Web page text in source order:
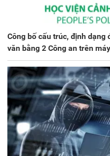
Công bố cấu trúc, định dạng
văn bằng 2 Công an trên